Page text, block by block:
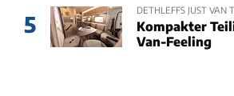
5
DETHLEFFS JUST VAN
Kompakter
Van-Feeling